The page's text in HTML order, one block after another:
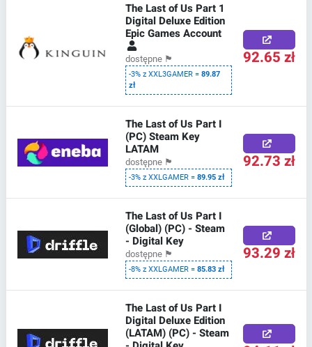
The Last of Us Part 1
Digital Deluxe Edition
Epic Games Account
dostępne 🏴
-3% z XXL3GAMER =89.87
zł
92.65 zł
The Last of Us Part I
(PC) Steam Key
LATAM
dostępne 🏴
-3% z XXLGAMER =89.95 zł
92.73 zł
The Last of Us Part I
(Global) (PC) - Steam
- Digital Key
dostępne 🏴
-8% z XXLGAMER =85.83 zł
93.29 zł
The Last of Us Part I
Digital Deluxe Edition
(LATAM) (PC) - Steam